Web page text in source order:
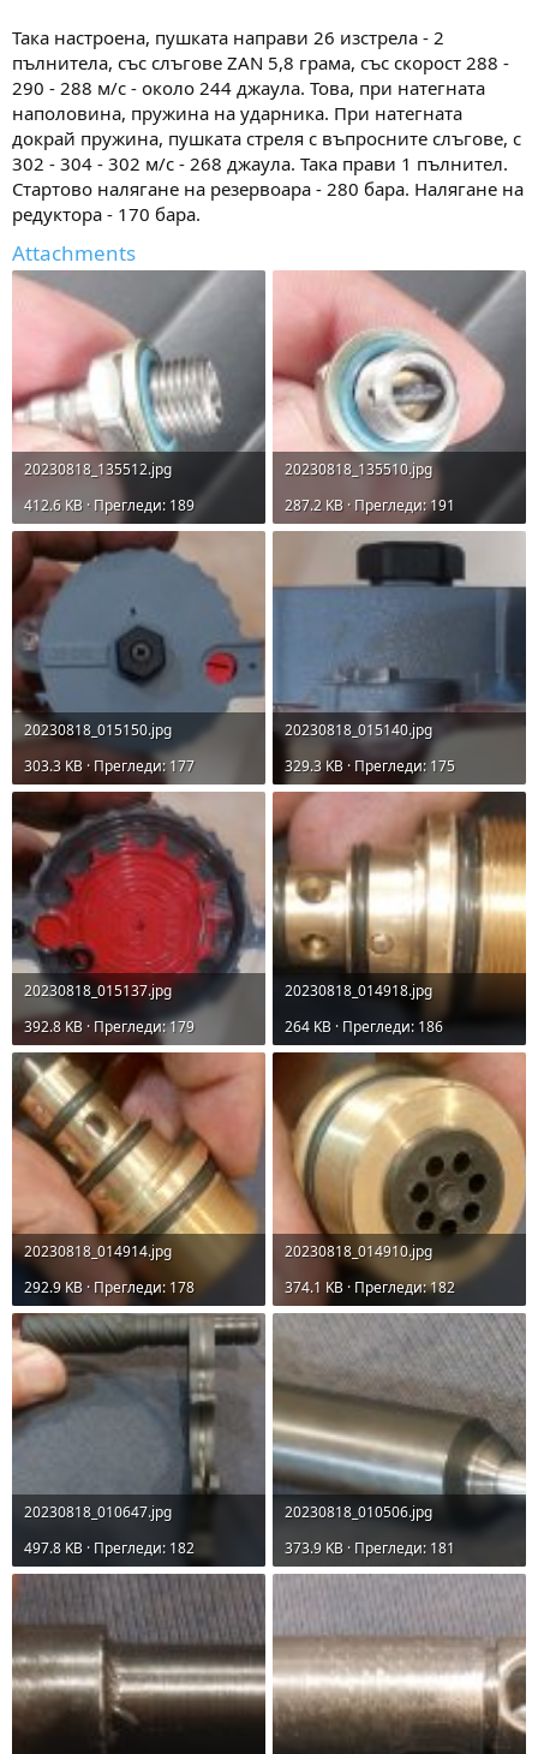
Така настроена, пушката направи 26 изстрела - 2
пълнитела, със слъгове ZAN 5,8 грама, със скорост 288 -
290 - 288 м/с - около 244 джаула. Това, при натегната
наполовина, пружина на ударника. При натегната
докрай пружина, пушката стреля с въпросните слъгове, с
302 - 304 - 302 м/с - 268 джаула. Така прави 1 пълнител.
Стартово налягане на резервоара - 280 бара. Налягане на
редуктора - 170 бара.
Attachments
20230818_135512.jpg
412.6 KB · Прегледи: 189
20230818_135510.jpg
287.2 KB · Прегледи: 191
20230818_015150.jpg
303.3 KB · Прегледи: 177
20230818_015140.jpg
329.3 KB · Прегледи: 175
20230818_015137.jpg
392.8 KB · Прегледи: 179
20230818_014918.jpg
264 KB · Прегледи: 186
20230818_014914.jpg
292.9 KB · Прегледи: 178
20230818_014910.jpg
374.1 KB · Прегледи: 182
20230818_010647.jpg
497.8 KB · Прегледи: 182
20230818_010506.jpg
373.9 KB · Прегледи: 181